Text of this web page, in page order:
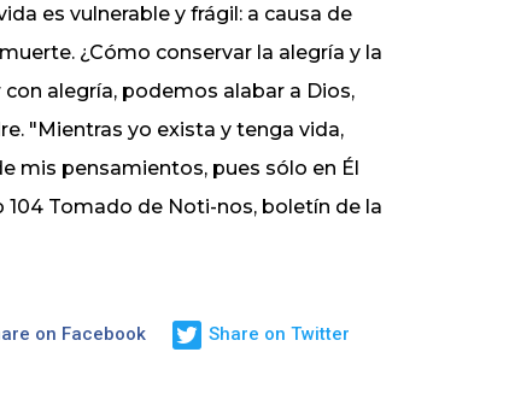
es vulnerable y frágil: a causa de
¿Cómo conservar la alegría y la
alegría, podemos alabar a Dios,
"Mientras yo exista y tenga vida,
mis pensamientos, pues sólo en Él
104 Tomado de Noti-nos, boletín de la
on Facebook Share on Twitter